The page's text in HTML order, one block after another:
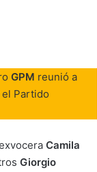
GPM reunió a
Partido
Camila
Giorgio